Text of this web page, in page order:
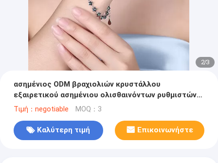
2/3
ασημένιος ODM βραχιολιών κρυστάλλου
εξαιρετικού ασημένιου ολισθαινόντων ρυθμιστών
21.7cm 0.22oz Fiance βραχιολιών
Τιμή：negotiable MOQ：3
Καλύτερη τιμή Επικοινωνήστε